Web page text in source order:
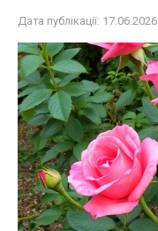
Дата публікації: 17.06.2026